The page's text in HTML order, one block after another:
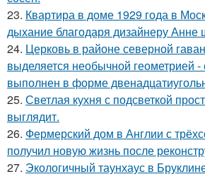
23. Квартира в доме 1929 года в
дыхание благодаря дизайнеру Анне
24. Церковь в районе северной
выделяется необычной геометрией
выполнен в форме
25. Светлая кухня с подсветкой
выглядит.
26. Фермерский дом в Англии с
получил новую жизнь после
27. Экологичный таунхаус в